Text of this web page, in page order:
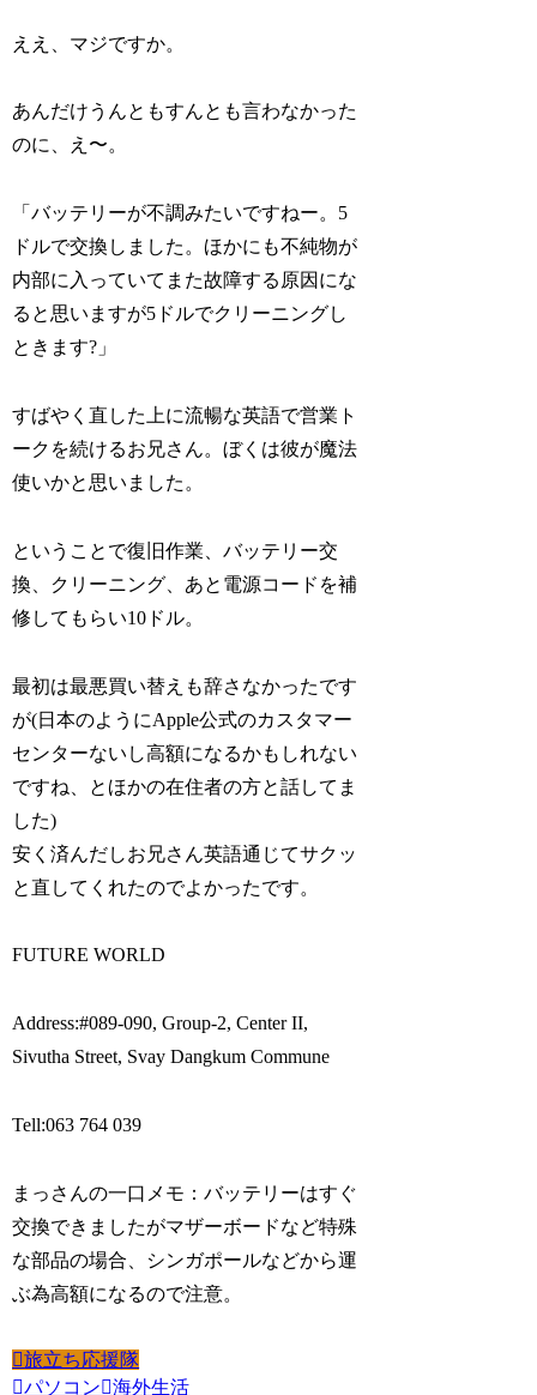
ええ、マジですか。
あんだけうんともすんとも言わなかった
のに、え〜。
「バッテリーが不調みたいですねー。5
ドルで交換しました。ほかにも不純物が
内部に入っていてまた故障する原因にな
ると思いますが5ドルでクリーニングし
ときます?」
すばやく直した上に流暢な英語で営業ト
ークを続けるお兄さん。ぼくは彼が魔法
使いかと思いました。
ということで復旧作業、バッテリー交
換、クリーニング、あと電源コードを補
修してもらい10ドル。
最初は最悪買い替えも辞さなかったです
が(日本のようにApple公式のカスタマー
センターないし高額になるかもしれない
ですね、とほかの在住者の方と話してま
した)
安く済んだしお兄さん英語通じてサクッ
と直してくれたのでよかったです。
FUTURE WORLD
Address:#089-090, Group-2, Center II,
Sivutha Street, Svay Dangkum Commune
Tell:063 764 039
まっさんの一口メモ：バッテリーはすぐ
交換できましたがマザーボードなど特殊
な部品の場合、シンガポールなどから運
ぶ為高額になるので注意。
旅立ち応援隊
パソコン
海外生活